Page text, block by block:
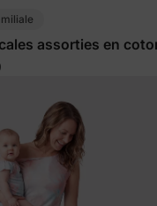
assorties en